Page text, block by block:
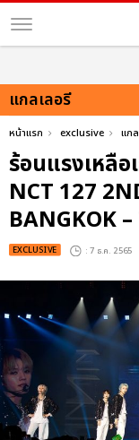
แกลเลอรี
หน้าแรก exclusive แก
ร้อนแรงเหลือ
NCT 127
BANGKOK
EXCLUSIVE : 7 ธ.ค. 2565